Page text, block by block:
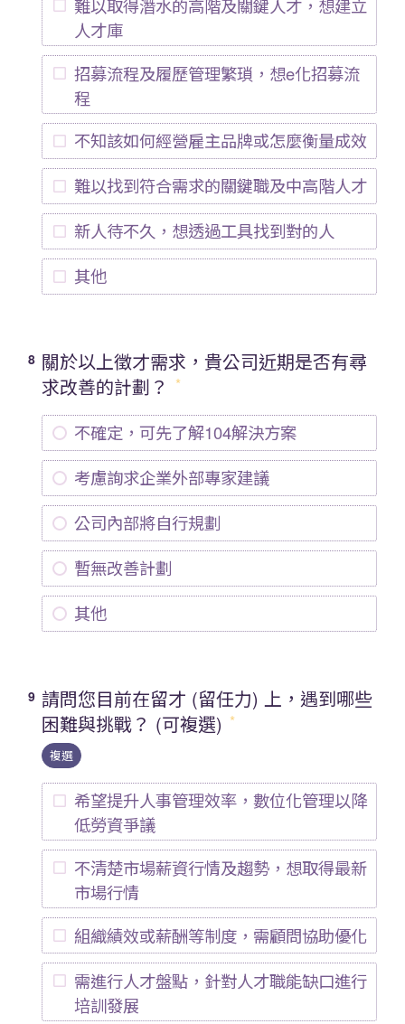
難以取得潛水的高階及關鍵人才，想建立
人才庫
招募流程及履歷管理繁瑣，想e化招募流
程
不知該如何經營雇主品牌或怎麼衡量成效
難以找到符合需求的關鍵職及中高階人才
新人待不久，想透過工具找到對的人
其他
8 關於以上徵才需求，貴公司近期是否有尋
求改善的計劃？
不確定，可先了解104解決方案
考慮詢求企業外部專家建議
公司內部將自行規劃
暫無改善計劃
其他
9 請問您目前在留才 (留任力) 上，遇到哪些
困難與挑戰？ (可複選)
複選
希望提升人事管理效率，數位化管理以降
低勞資爭議
不清楚市場薪資行情及趨勢，想取得最新
市場行情
組織績效或薪酬等制度，需顧問協助優化
需進行人才盤點，針對人才職能缺口進行
培訓發展